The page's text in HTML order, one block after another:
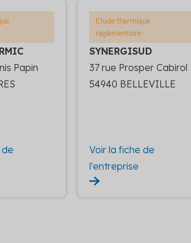
Papin
de
Etude thermique
reglementaire
SYNERGISUD
37 rue Prosper Cabirol
54940 BELLEVILLE
Voir la fiche de
l'entreprise